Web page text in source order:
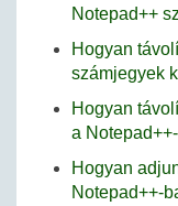
Notepad++
Hogyan
számjegyek
Hogyan
a
Hogyan
Notepad++-